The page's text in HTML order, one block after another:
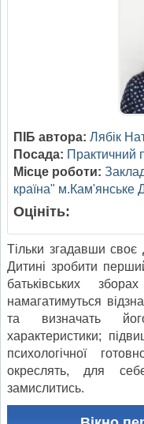
ПІБ автора: Лябік
Посада: Практичний
Місце роботи:
країна" м.Кам'янське
Оцініть:
Тільки згадавши
Дитині зробити
батьківських
намагатимуться
та визначать
характеристики;
психологічної
окреслять, для
замислитись.